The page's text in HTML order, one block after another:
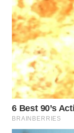
BINJAI
WN
CIREBON
WN
INDRAMAYU
WN
KUNINGAN